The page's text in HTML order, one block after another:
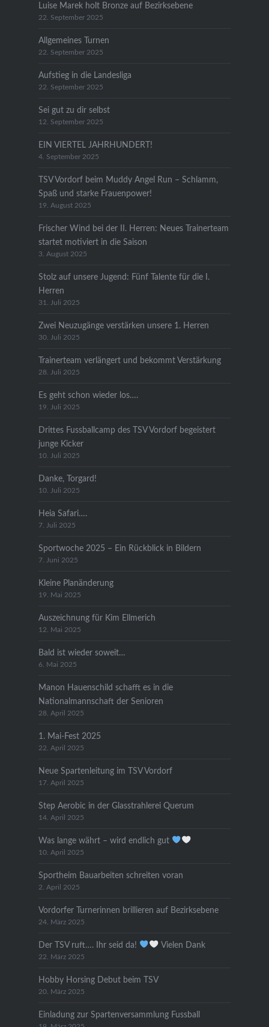
Luise Marek holt Bronze auf Bezirksebene
22. September 2025
Allgemeines Turnen
22. September 2025
Aufstieg in die Landesliga
22. September 2025
Sei gut zu dir selbst
12. September 2025
EIN VIERTEL JAHRHUNDERT!
4. September 2025
TSV Vordorf beim Muddy Angel Run – Schlamm,
Spaß und starke Frauenpower!
19. August 2025
Frischer Wind bei der II. Herren: Neues Trainerteam
startet motiviert in die Saison
3. August 2025
Stolz auf unsere Jugend: Fünf Talente für die I.
Herren
31. Juli 2025
Zwei Neuzugänge verstärken unsere 1. Herren
30. Juli 2025
Trainerteam verlängert und bekommt Verstärkung
28. Juli 2025
Es geht schon wieder los….
19. Juli 2025
Drittes Fussballcamp des TSV Vordorf begeistert
junge Kicker
10. Juli 2025
Danke, Torgard!
10. Juli 2025
Heia Safari….
7. Juli 2025
Sportwoche 2025 – Ein Rückblick in Bildern
7. Juni 2025
Kleine Planänderung
19. Mai 2025
Auszeichnung für Kim Ellmerich
12. Mai 2025
Bald ist wieder soweit…
6. Mai 2025
Manon Hauenschild schafft es in die
Nationalmannschaft der Senioren
28. April 2025
1. Mai-Fest 2025
22. April 2025
Neue Spartenleitung im TSV Vordorf
17. April 2025
Step Aerobic in der Glasstrahlerei Querum
14. April 2025
Was lange währt – wird endlich gut
10. April 2025
Sportheim Bauarbeiten schreiten voran
2. April 2025
Vordorfer Turnerinnen brillieren auf Bezirksebene
24. März 2025
Der TSV ruft…. Ihr seid da! Vielen Dank
22. März 2025
Hobby Horsing Debut beim TSV
20. März 2025
Einladung zur Spartenversammlung Fussball